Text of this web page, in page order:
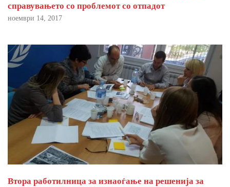
справувањето со проблемот со отпадот
ноември 14, 2017
Втора работилница за изнаоѓање на решенија за